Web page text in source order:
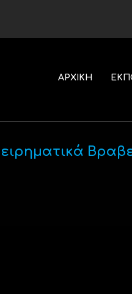
ΑΡΧΙΚΗ